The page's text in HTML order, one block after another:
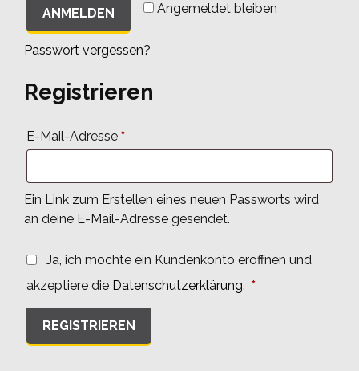
Angemeldet bleiben
ANMELDEN
Passwort vergessen?
Registrieren
E-Mail-Adresse *Erforderlich
Ein Link zum Erstellen eines neuen Passworts wird
an deine E-Mail-Adresse gesendet.
Ja, ich möchte ein Kundenkonto eröffnen und
akzeptiere die Datenschutzerklärung. *Erforderlich
REGISTRIEREN